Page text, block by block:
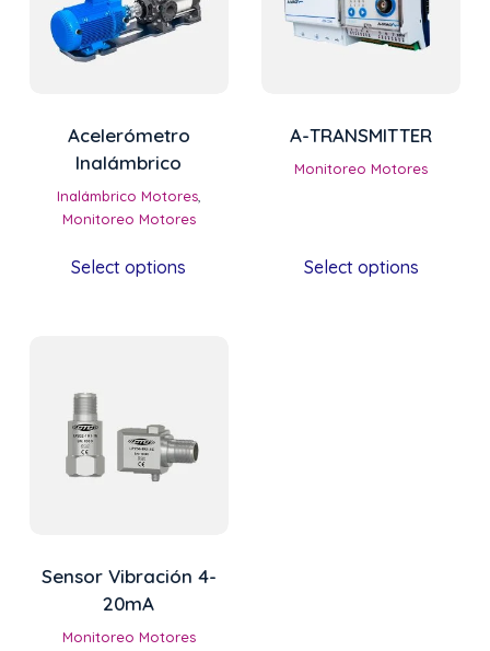
Acelerómetro
Inalámbrico
Inalámbrico Motores,
Monitoreo Motores
Select options
A-TRANSMITTER
Monitoreo Motores
Select options
Sensor Vibración 4-
20mA
Monitoreo Motores